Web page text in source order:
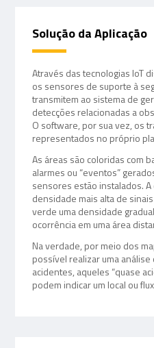
Solução da Aplicação
Através das tecnologias IoT
os sensores de suporte à
transmitem ao sistema de
detecções relacionadas a
O software, por sua vez, os
representados no próprio
As áreas são coloridas com
alarmes ou “eventos”
sensores estão instalados.
densidade mais alta de
verde uma densidade
ocorrência em uma área
Na verdade, por meio dos
possível realizar uma
acidentes, aqueles “quase
podem indicar um local ou